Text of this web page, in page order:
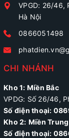
VPGD: 26/46,
Hà Nội
0866051498
CHI NHÁNH
Kho 1: Miền Bắc
VPDG: Số 26/46,
Số điện thoại:
Kho 2: Miền Trung
Số điện thoại: